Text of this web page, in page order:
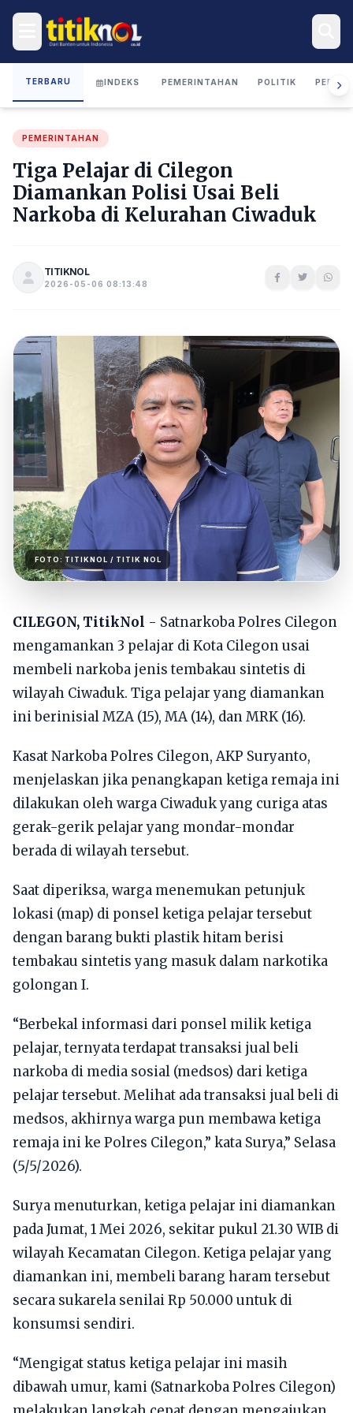
TERBARU INDEKS PEMERINTAHAN POLITIK
PEMERINTAHAN
Tiga Pelajar di Cilegon
Diamankan Polisi Usai Beli
Narkoba di Kelurahan Ciwaduk
TITIKNOL
2026-05-06 08:13:48
FOTO: TITIKNOL / TITIK NOL
CILEGON, TitikNol - Satnarkoba Polres Cilegon
mengamankan 3 pelajar di Kota Cilegon usai
membeli narkoba jenis tembakau sintetis di
wilayah Ciwaduk. Tiga pelajar yang diamankan
ini berinisial MZA (15), MA (14), dan MRK (16).
Kasat Narkoba Polres Cilegon, AKP Suryanto,
menjelaskan jika penangkapan ketiga remaja ini
dilakukan oleh warga Ciwaduk yang curiga atas
gerak-gerik pelajar yang mondar-mondar
berada di wilayah tersebut.
Saat diperiksa, warga menemukan petunjuk
lokasi (map) di ponsel ketiga pelajar tersebut
dengan barang bukti plastik hitam berisi
tembakau sintetis yang masuk dalam narkotika
golongan I.
“Berbekal informasi dari ponsel milik ketiga
pelajar, ternyata terdapat transaksi jual beli
narkoba di media sosial (medsos) dari ketiga
pelajar tersebut. Melihat ada transaksi jual beli di
medsos, akhirnya warga pun membawa ketiga
remaja ini ke Polres Cilegon,” kata Surya,” Selasa
(5/5/2026).
Surya menuturkan, ketiga pelajar ini diamankan
pada Jumat, 1 Mei 2026, sekitar pukul 21.30 WIB di
wilayah Kecamatan Cilegon. Ketiga pelajar yang
diamankan ini, membeli barang haram tersebut
secara sukarela senilai Rp 50.000 untuk di
konsumsi sendiri.
“Mengigat status ketiga pelajar ini masih
dibawah umur, kami (Satnarkoba Polres Cilegon)